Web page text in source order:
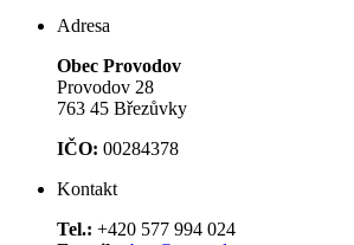
Adresa
Obec Provodov
Provodov 28
763 45 Březůvky
IČO: 00284378
Kontakt
Tel.: +420 577 994 024